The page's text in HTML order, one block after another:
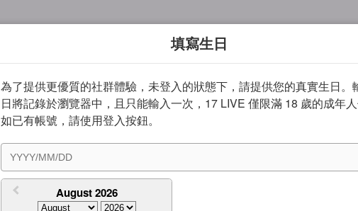
填寫生日
為了提供更優質的社群體驗，未登入的狀態下，請提供您的真實生日。
日將記錄於瀏覽器中，且只能輸入一次，17 LIVE 僅限滿 18 歲的成年人
如已有帳號，請使用登入按鈕。
August 2026
我同意 服務條款與隱私權政策